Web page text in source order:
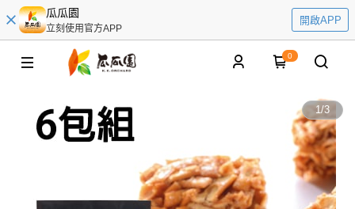
瓜瓜園
立刻使用官方APP
開啟APP
0
1/3